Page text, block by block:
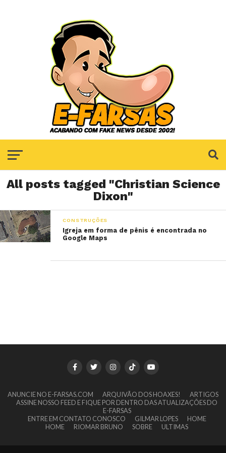
All posts tagged "Christian Science
Dixon"
CONSTRUÇÕES
Igreja em forma de pênis é encontrada no
Google Maps
ANUNCIE NO E-FARSAS.COM ARQUIVÃO DOS HOAXES!
ARTIGOS
ASSINE NOSSO FEED E FIQUE POR DENTRO DAS ATUALIZAÇÕES DO
E-FARSAS
ENTRE EM CONTATO CONOSCO
GILMAR LOPES
HOME
HOME
RIOMAR BRUNO SOBRE ULTIMAS